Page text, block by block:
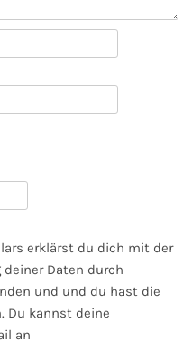
erklärst du dich mit der
Daten durch
und und du hast die
Du kannst deine
an